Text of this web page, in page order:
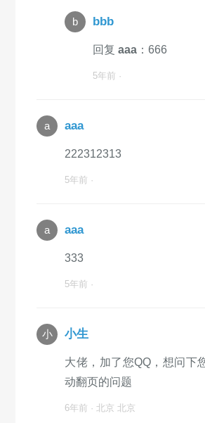
b bbb
回复aaa ：666
5年前 ·
a aaa
222312313
5年前 ·
a aaa
333
5年前 ·
小 小生
大佬，加了您QQ，想问下
动翻页的问题
6年前 · 北京 北京